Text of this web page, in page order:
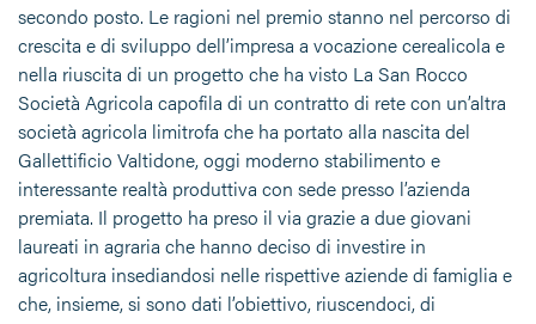
secondo posto. Le ragioni nel premio stanno nel percorso di
crescita e di sviluppo dell’impresa a vocazione cerealicola e
nella riuscita di un progetto che ha visto La San Rocco
Società Agricola capofila di un contratto di rete con un’altra
società agricola limitrofa che ha portato alla nascita del
Gallettificio Valtidone, oggi moderno stabilimento e
interessante realtà produttiva con sede presso l’azienda
premiata. Il progetto ha preso il via grazie a due giovani
laureati in agraria che hanno deciso di investire in
agricoltura insediandosi nelle rispettive aziende di famiglia e
che, insieme, si sono dati l’obiettivo, riuscendoci, di